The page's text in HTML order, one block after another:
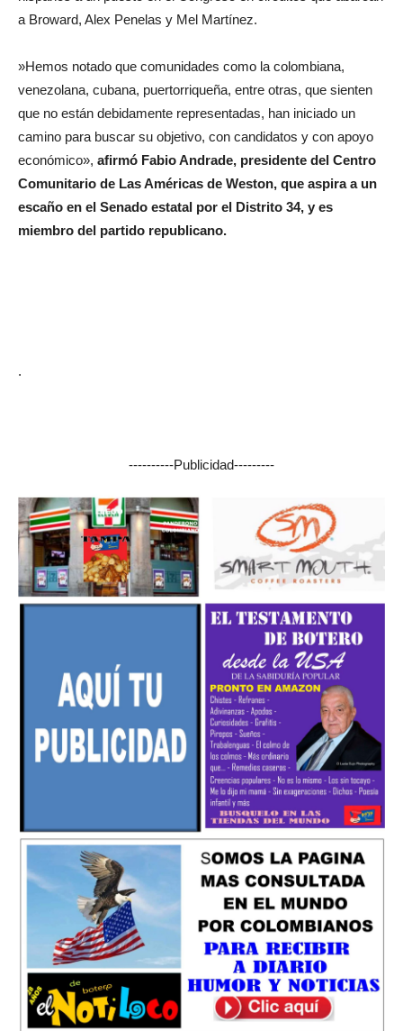
a Broward, Alex Penelas y Mel Martínez.
»Hemos notado que comunidades como la colombiana,
venezolana, cubana, puertorriqueña, entre otras, que sienten
que no están debidamente representadas, han iniciado un
camino para buscar su objetivo, con candidatos y con apoyo
económico», afirmó Fabio Andrade, presidente del Centro
Comunitario de Las Américas de Weston, que aspira a un
escaño en el Senado estatal por el Distrito 34, y es
miembro del partido republicano.
.
----------Publicidad---------